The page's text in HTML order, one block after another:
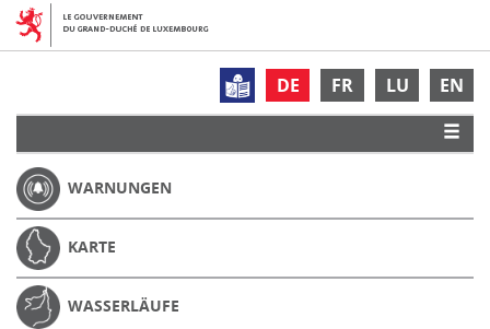
DE FR LU EN
WARNUNGEN
KARTE
WASSERLÄUFE